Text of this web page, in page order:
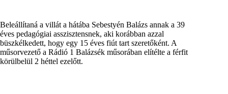
Beleállítaná a villát a hátába Sebestyén Balázs annak a 39
éves pedagógiai asszisztensnek, aki korábban azzal
büszkélkedett, hogy egy 15 éves fiút tart szeretőként. A
műsorvezető a Rádió 1 Balázsék műsorában elítélte a férfit
körülbelül 2 héttel ezelőtt.